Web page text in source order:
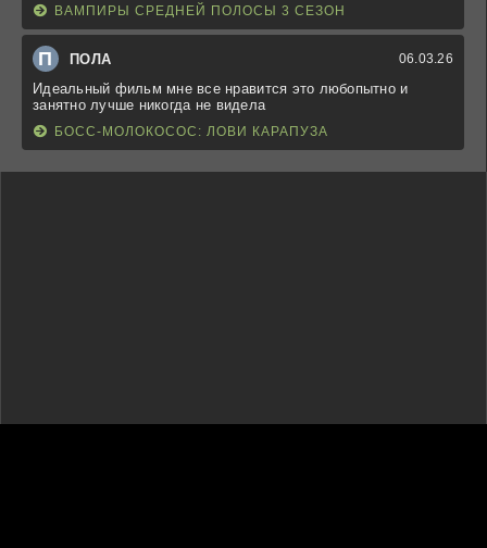
ВАМПИРЫ СРЕДНЕЙ ПОЛОСЫ 3 СЕЗОН
П ПОЛА 06.03.26
Идеальный фильм мне все нравится это любопытно и
занятно лучше никогда не видела
БОСС-МОЛОКОСОС: ЛОВИ КАРАПУЗА